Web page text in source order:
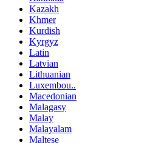
Kazakh
Khmer
Kurdish
Kyrgyz
Latin
Latvian
Lithuanian
Luxembou..
Macedonian
Malagasy
Malay
Malayalam
Maltese